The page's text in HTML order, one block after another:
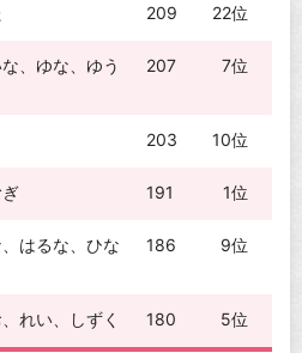
209 22位
、ゆな、ゆう
207 7位
203 10位
191 1位
はるな、ひな
186 9位
れい、しずく 180 5位